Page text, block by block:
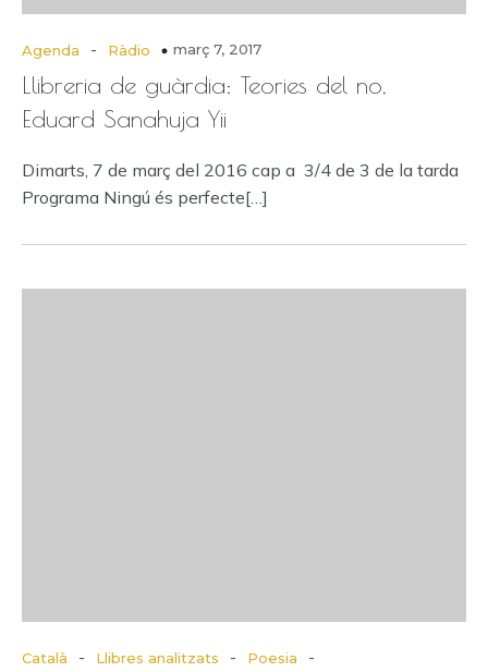
Agenda - Ràdio març 7, 2017
Llibreria de guàrdia: Teories del no,
Eduard Sanahuja Yii
Dimarts, 7 de març del 2016 cap a 3/4 de 3 de la tarda
Programa Ningú és perfecte[…]
Català - Llibres analitzats - Poesia -